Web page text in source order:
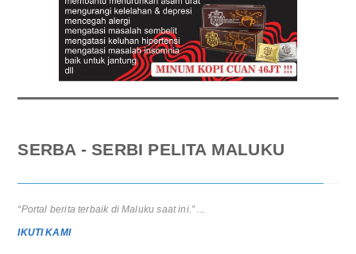
SERBA - SERBI PELITA MALUKU
Pra RAT KSP CU Hati Amboina 2025: Pemerintah Apresiasi Peran